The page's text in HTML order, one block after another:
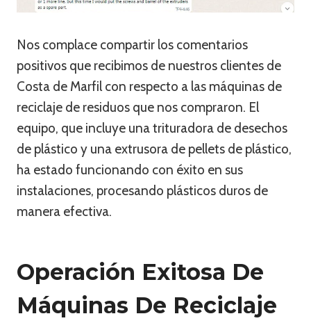
Nos complace compartir los comentarios
positivos que recibimos de nuestros clientes de
Costa de Marfil con respecto a las máquinas de
reciclaje de residuos que nos compraron. El
equipo, que incluye una trituradora de desechos
de plástico y una extrusora de pellets de plástico,
ha estado funcionando con éxito en sus
instalaciones, procesando plásticos duros de
manera efectiva.
Operación Exitosa De
Máquinas De Reciclaje